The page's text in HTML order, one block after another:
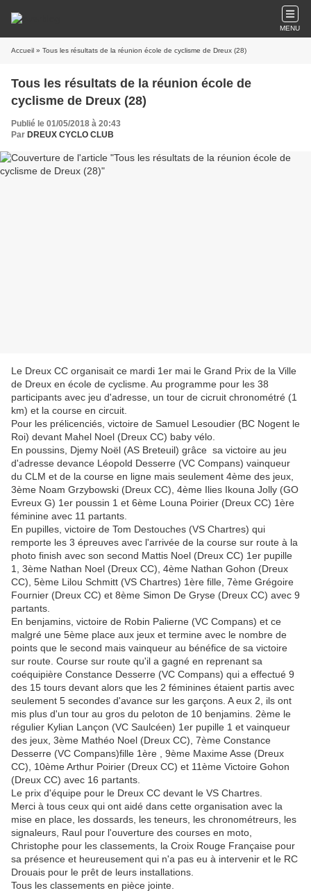
MENU
Accueil » Tous les résultats de la réunion école de cyclisme de Dreux (28)
Tous les résultats de la réunion école de
cyclisme de Dreux (28)
Publié le 01/05/2018 à 20:43
Par DREUX CYCLO CLUB
Le Dreux CC organisait ce mardi 1er mai le Grand Prix de la Ville
de Dreux en école de cyclisme. Au programme pour les 38
participants avec jeu d'adresse, un tour de cicruit chronométré (1
km) et la course en circuit.
Pour les prélicenciés, victoire de Samuel Lesoudier (BC Nogent le
Roi) devant Mahel Noel (Dreux CC) baby vélo.
En poussins, Djemy Noël (AS Breteuil) grâce sa victoire au jeu
d'adresse devance Léopold Desserre (VC Compans) vainqueur
du CLM et de la course en ligne mais seulement 4ème des jeux,
3ème Noam Grzybowski (Dreux CC), 4ème Ilies Ikouna Jolly (GO
Evreux G) 1er poussin 1 et 6ème Louna Poirier (Dreux CC) 1ère
féminine avec 11 partants.
En pupilles, victoire de Tom Destouches (VS Chartres) qui
remporte les 3 épreuves avec l'arrivée de la course sur route à la
photo finish avec son second Mattis Noel (Dreux CC) 1er pupille
1, 3ème Nathan Noel (Dreux CC), 4ème Nathan Gohon (Dreux
CC), 5ème Lilou Schmitt (VS Chartres) 1ère fille, 7ème Grégoire
Fournier (Dreux CC) et 8ème Simon De Gryse (Dreux CC) avec 9
partants.
En benjamins, victoire de Robin Palierne (VC Compans) et ce
malgré une 5ème place aux jeux et termine avec le nombre de
points que le second mais vainqueur au bénéfice de sa victoire
sur route. Course sur route qu'il a gagné en reprenant sa
coéquipière Constance Desserre (VC Compans) qui a effectué 9
des 15 tours devant alors que les 2 féminines étaient partis avec
seulement 5 secondes d'avance sur les garçons. A eux 2, ils ont
mis plus d'un tour au gros du peloton de 10 benjamins. 2ème le
régulier Kylian Lançon (VC Saulcéen) 1er pupille 1 et vainqueur
des jeux, 3ème Mathéo Noel (Dreux CC), 7ème Constance
Desserre (VC Compans)fille 1ère , 9ème Maxime Asse (Dreux
CC), 10ème Arthur Poirier (Dreux CC) et 11ème Victoire Gohon
(Dreux CC) avec 16 partants.
Le prix d'équipe pour le Dreux CC devant le VS Chartres.
Merci à tous ceux qui ont aidé dans cette organisation avec la
mise en place, les dossards, les teneurs, les chronométreurs, les
signaleurs, Raul pour l'ouverture des courses en moto,
Christophe pour les classements, la Croix Rouge Française pour
sa présence et heureusement qui n'a pas eu à intervenir et le RC
Drouais pour le prêt de leurs installations.
Tous les classements en pièce jointe.